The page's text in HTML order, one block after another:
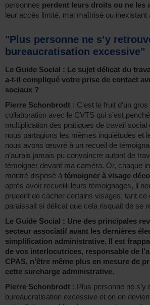
personnes perdent leurs droits ou ne les
leur accès limité, mal maîtrisé ou inexistant
"Plus personne ne s’y
bureaucratisation excessive"
Le Guide Social : Le sujet délicat du
a-t-il compliqué votre prise de contact
sociaux ?
Pierre Schonbrodt : C’est le fruit d’un
collaboration avec le CVTS qui s’est
multiplication des pratiques de travail
nous partagions les mêmes inquiétudes et
nous avons œuvré à un recueil de
n’aurais jamais pu convaincre autant de
témoigner devant ma caméra. Or, chaque
montré disposé à témoigner à visage
après avoir recueilli leurs témoignages, il
prudent de cacher certains visages, tant ce
paraissait si délicat que cela risquait de se
Le Guide Social : Une des principales
secteur associatif avant les dernières
simplification administrative. Il est
de vos interlocutrices, responsable de
CPAS, n’être même plus en mesure de
cette surcharge administrative.
Pierre Schonbrodt : Plus personne ne
bureaucratisation excessive et on en